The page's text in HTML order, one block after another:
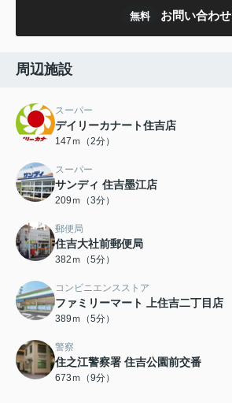
無料 お問い合わせ
周辺施設
スーパー
デイリーカナート住吉店
147ｍ（2分）
スーパー
サンディ 住吉墨江店
209ｍ（3分）
郵便局
住吉大社前郵便局
382ｍ（5分）
コンビニエンスストア
ファミリーマート 上住吉二丁目店
389ｍ（5分）
警察
住之江警察署 住吉公園前交番
673ｍ（9分）